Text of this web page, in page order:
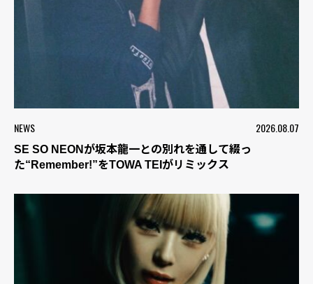
NEWS 2026.08.07
SE SO NEONが坂本龍一との別れを通して綴っ
た“Remember!”をTOWA TEIがリミックス